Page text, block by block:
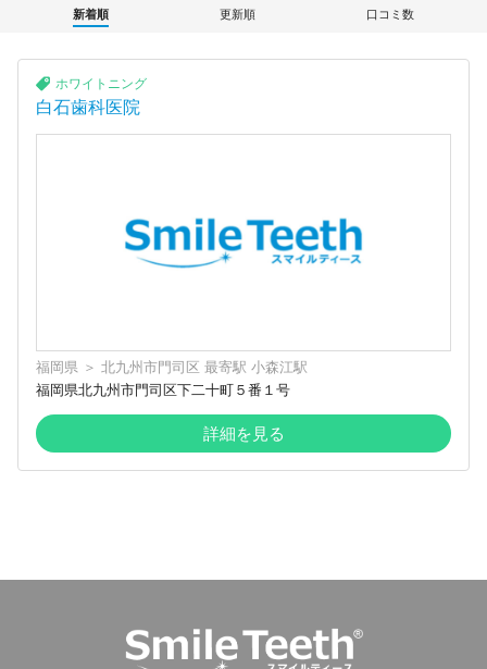
新着順 更新順 口コミ数
ホワイトニング
白石歯科医院
福岡県 ＞ 北九州市門司区 最寄駅 小森江駅
福岡県北九州市門司区下二十町５番１号
詳細を見る